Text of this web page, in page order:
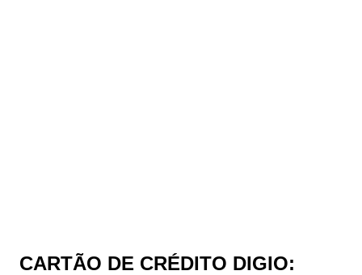
CARTÃO DE CRÉDITO DIGIO: